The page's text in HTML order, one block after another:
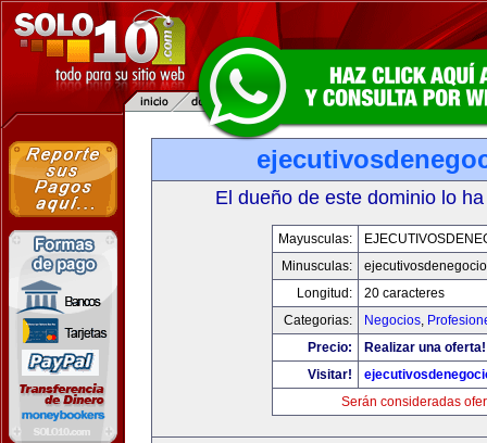
El dueño de este dominio lo
Mayusculas:
Minusculas:
Longitud:
20 caracteres
Categorias:
Negocios,
Precio:
Realizar una oferta!
Visitar!
Serán consideradas